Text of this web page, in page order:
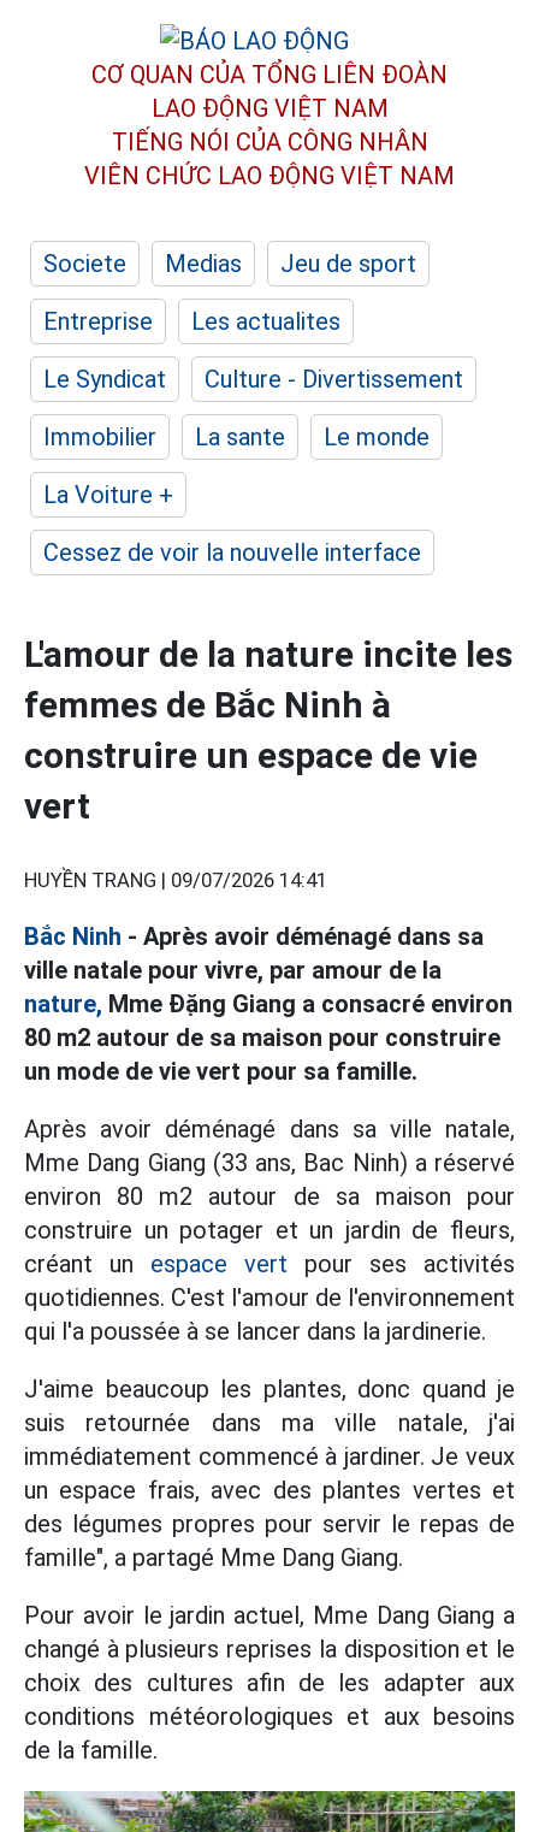
CƠ QUAN CỦA TỔNG LIÊN ĐOÀN
LAO ĐỘNG VIỆT NAM
TIẾNG NÓI CỦA CÔNG NHÂN
VIÊN CHỨC LAO ĐỘNG VIỆT NAM
Societe Medias
Jeu de sport
Entreprise
Les actualites
Le Syndicat
Culture - Divertissement
Immobilier
La sante
Le monde
La Voiture +
Cessez de voir la nouvelle interface
L'amour de la nature incite les
femmes de Bắc Ninh à
construire un espace de vie
vert
HUYỀN TRANG | 09/07/2026 14:41
Bắc Ninh - Après avoir déménagé dans sa
ville natale pour vivre, par amour de la
nature, Mme Đặng Giang a consacré environ
80 m2 autour de sa maison pour construire
un mode de vie vert pour sa famille.
Après avoir déménagé dans sa ville natale,
Mme Dang Giang (33 ans, Bac Ninh) a réservé
environ 80 m2 autour de sa maison pour
construire un potager et un jardin de fleurs,
créant un espace vert pour ses activités
quotidiennes. C'est l'amour de l'environnement
qui l'a poussée à se lancer dans la jardinerie.
J'aime beaucoup les plantes, donc quand je
suis retournée dans ma ville natale, j'ai
immédiatement commencé à jardiner. Je veux
un espace frais, avec des plantes vertes et
des légumes propres pour servir le repas de
famille", a partagé Mme Dang Giang.
Pour avoir le jardin actuel, Mme Dang Giang a
changé à plusieurs reprises la disposition et le
choix des cultures afin de les adapter aux
conditions météorologiques et aux besoins
de la famille.